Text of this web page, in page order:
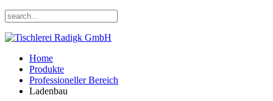
Home
Produkte
Professioneller Bereich
Ladenbau